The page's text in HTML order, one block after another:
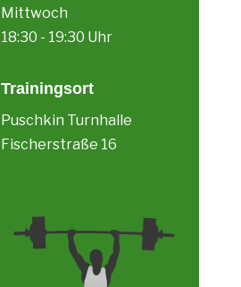
Mittwoch
18:30 - 19:30 Uhr
Trainingsort
Puschkin Turnhalle
Fischerstraße 16